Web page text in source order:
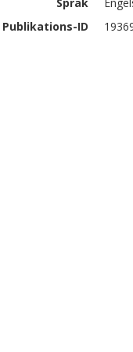
Publikations-ID